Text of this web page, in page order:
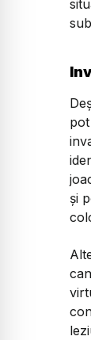
și